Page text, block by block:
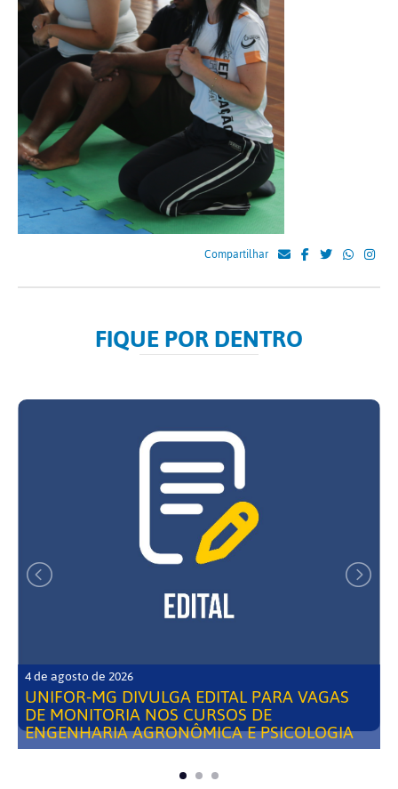
Compartilhar
FIQUE POR DENTRO
4 de agosto de 2026
UNIFOR-MG DIVULGA EDITAL PARA VAGAS
DE MONITORIA NOS CURSOS DE
ENGENHARIA AGRONÔMICA E PSICOLOGIA